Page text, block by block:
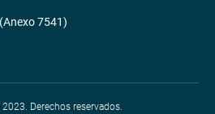
7541)
Derechos reservados.